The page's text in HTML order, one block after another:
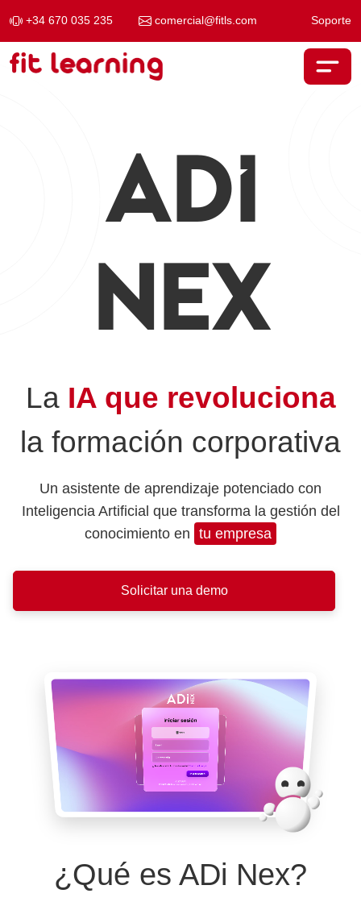
+34 670 035 235 comercial@fitls.com Soporte
Saltar al contenido
Navegación principal
ADi
NEX
La IA que revoluciona
la formación corporativa
Un asistente de aprendizaje potenciado con
Inteligencia Artificial que transforma la gestión del
conocimiento en tu empresa
Solicitar una demo
¿Qué es ADi Nex?